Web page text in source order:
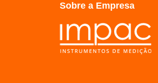
Sobre a Empresa